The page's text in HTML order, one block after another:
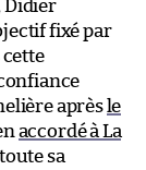
Didier
fixé par
cette
après le
accordé à La
sa